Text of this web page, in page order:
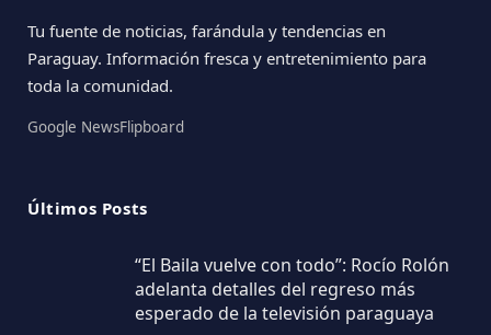
Tu fuente de noticias, farándula y tendencias en
Paraguay. Información fresca y entretenimiento para
toda la comunidad.
Google NewsFlipboard
Últimos Posts
“El Baila vuelve con todo”: Rocío Rolón
adelanta detalles del regreso más
esperado de la televisión paraguaya